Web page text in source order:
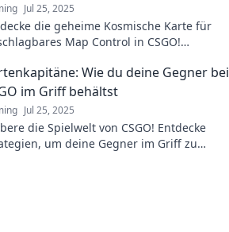
Jul 25, 2025
die geheime Kosmische Karte für
Map Control in CSGO!
jetzt!
Wie du deine Gegner bei
im Griff behältst
Jul 25, 2025
die Spielwelt von CSGO! Entdecke
um deine Gegner im Griff zu